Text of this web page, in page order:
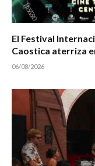
El Festival
Caostica aterriza
06/08/2026